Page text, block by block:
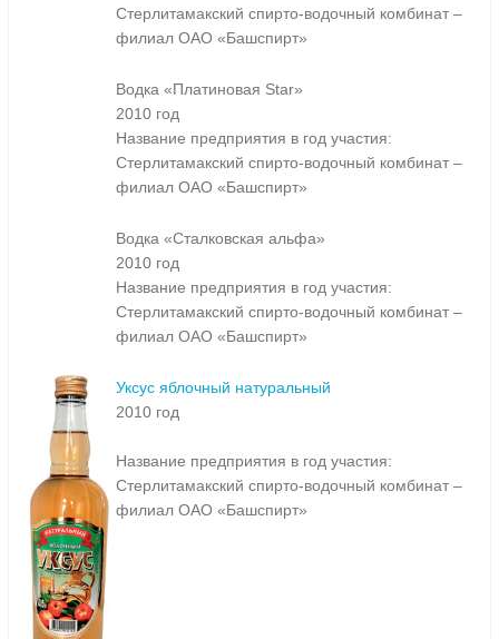
Стерлитамакский спирто-водочный комбинат –
филиал ОАО «Башспирт»
Водка «Платиновая Star»
2010 год
Название предприятия в год участия:
Стерлитамакский спирто-водочный комбинат –
филиал ОАО «Башспирт»
Водка «Сталковская альфа»
2010 год
Название предприятия в год участия:
Стерлитамакский спирто-водочный комбинат –
филиал ОАО «Башспирт»
Уксус яблочный натуральный
2010 год
Название предприятия в год участия:
Стерлитамакский спирто-водочный комбинат –
филиал ОАО «Башспирт»